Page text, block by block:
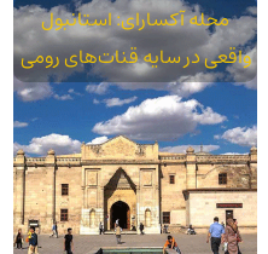
محله آکسارای: استانبول
واقعی در سایه قنات‌های رومی